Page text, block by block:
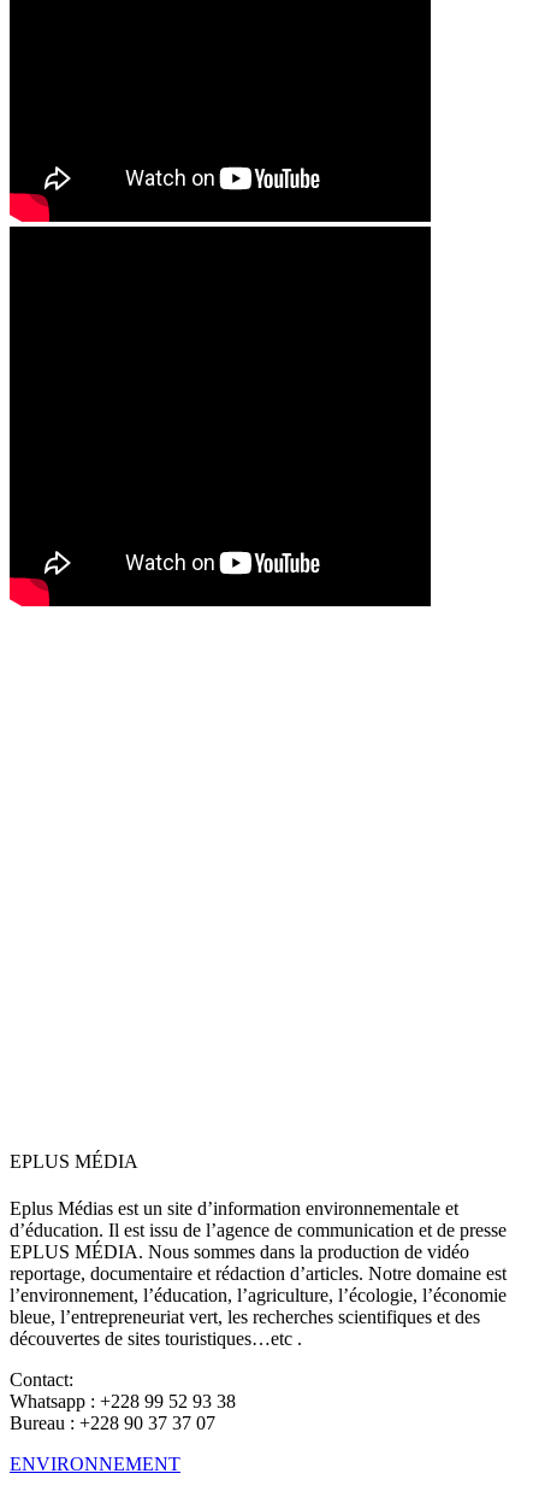
EPLUS MÉDIA
Eplus Médias est un site d’information environnementale et
d’éducation. Il est issu de l’agence de communication et de presse
EPLUS MÉDIA. Nous sommes dans la production de vidéo
reportage, documentaire et rédaction d’articles. Notre domaine est
l’environnement, l’éducation, l’agriculture, l’écologie, l’économie
bleue, l’entrepreneuriat vert, les recherches scientifiques et des
découvertes de sites touristiques…etc .
Contact:
Whatsapp : +228 99 52 93 38
Bureau : +228 90 37 37 07
ENVIRONNEMENT